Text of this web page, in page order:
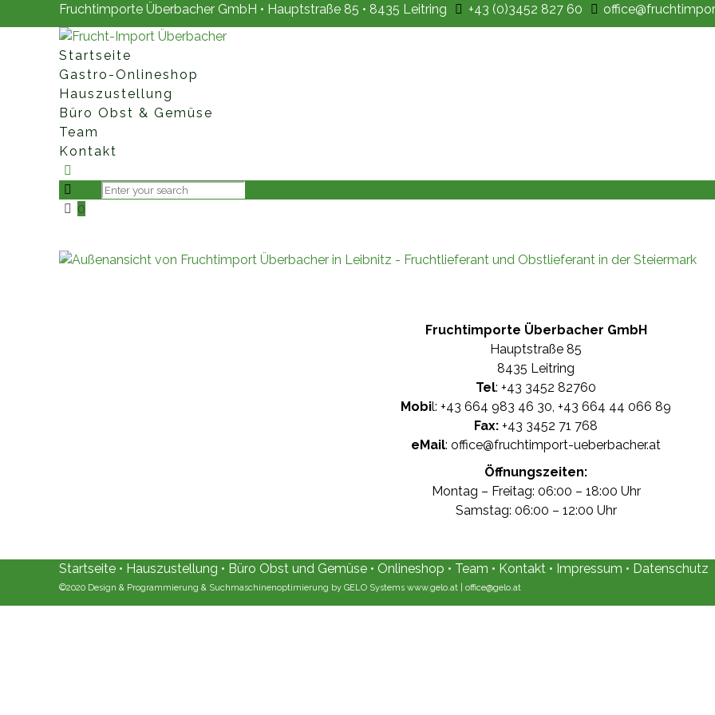
Fruchtimporte Überbacher GmbH • Hauptstraße 85 • 8435 Leitring +43 (0)3452 827 60
Startseite
Gastro-Onlineshop
Hauszustellung
Büro Obst & Gemüse
Team
Kontakt
0
Fruchtimporte Überbacher GmbH
Hauptstraße 85
8435 Leitring
Tel: +43 3452 82760
Mobil: +43 664 983 46 30, +43 664 44 066 89
Fax: +43 3452 71 768
eMail:office@fruchtimport-ueberbacher.at
Öffnungszeiten:
Montag – Freitag: 06:00 – 18:00 Uhr
Samstag: 06:00 – 12:00 Uhr
Startseite • Hauszustellung • Büro Obst und Gemüse • Onlineshop • Team • Kontakt • Impressum • Datenschutz
©2020 Design & Programmierung & Suchmaschinenoptimierung by GELO Systemswww.gelo.at |office@gelo.at